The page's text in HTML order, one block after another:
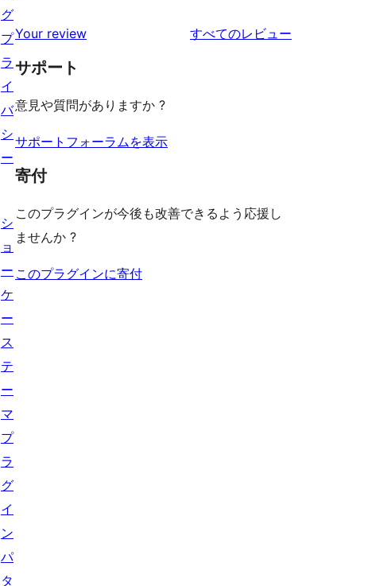
Your review すべてのレビュー
サポート
意見や質問がありますか ?
サポートフォーラムを表示
寄付
このプラグインが今後も改善できるよう応援し
ませんか ?
このプラグインに寄付
グ
プ
ラ
イ
バ
シ
ー
シ
ョ
ー
ケ
ー
ス
テ
ー
マ
プ
ラ
グ
イ
ン
パ
タ